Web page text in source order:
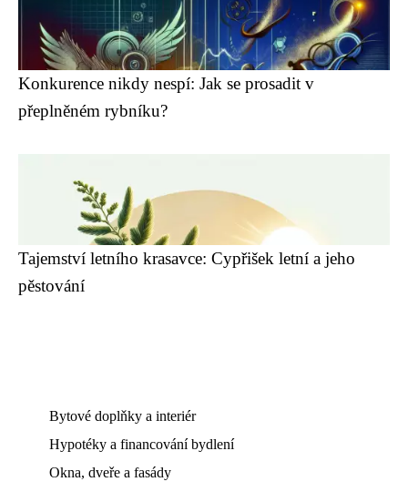
Konkurence nikdy nespí: Jak se prosadit v
přeplněném rybníku?
Tajemství letního krasavce: Cypřišek letní a jeho
pěstování
Bytové doplňky a interiér
Hypotéky a financování bydlení
Okna, dveře a fasády